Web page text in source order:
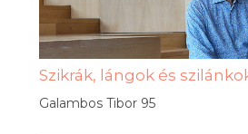
Szikrák, lángok és
Galambos Tibor 95